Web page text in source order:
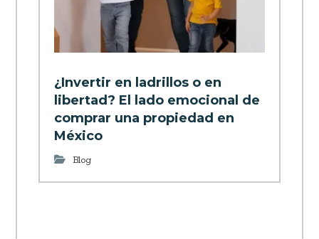
¿Invertir en ladrillos o en
libertad? El lado emocional de
comprar una propiedad en
México
Blog